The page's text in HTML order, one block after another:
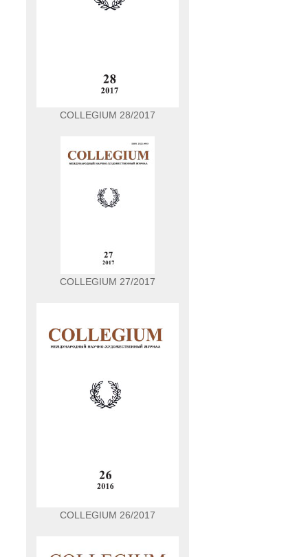
COLLEGIUM 28/2017
COLLEGIUM 27/2017
COLLEGIUM 26/2017